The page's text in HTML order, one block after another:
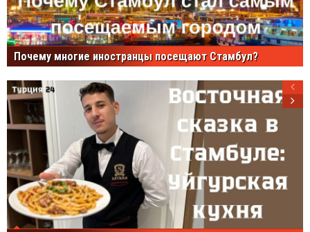
Почему многие иностранцы посещают Стамбул?